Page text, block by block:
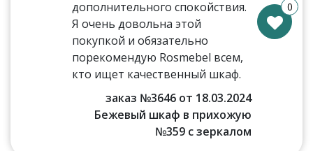
дополнительного спокойствия.
Я очень довольна этой
покупкой и обязательно
порекомендую Rosmebel всем,
кто ищет качественный шкаф.
заказ №3646 от 18.03.2024
Бежевый шкаф в прихожую
№359 с зеркалом
0